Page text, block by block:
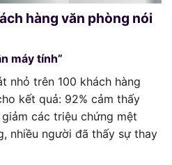
hàng văn phòng nói
máy tính”
nhỏ trên 100 khách hàng
kết quả: 92% cảm thấy
các triệu chứng mệt
nhiều người đã thấy sự thay